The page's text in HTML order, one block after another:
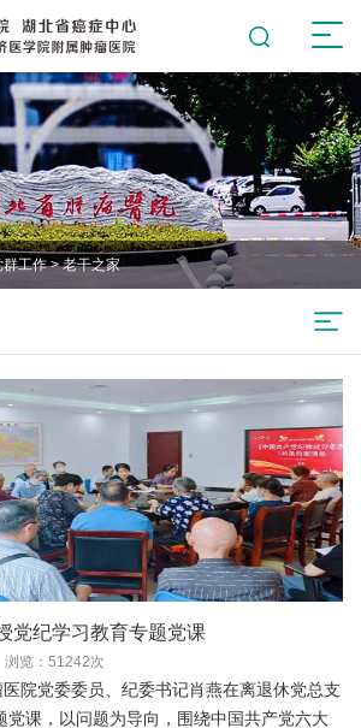
群工作>老干之家
党纪学习教育专题党课
浏览：51242次
院党委委员、纪委书记肖燕在离退休党总支
党课，以问题为导向，围绕中国共产党六大